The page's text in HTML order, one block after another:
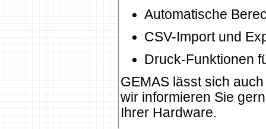
Automatische
CSV-Import und
Druck-Funktionen
GEMAS lässt sich
wir informieren Sie
Ihrer Hardware.